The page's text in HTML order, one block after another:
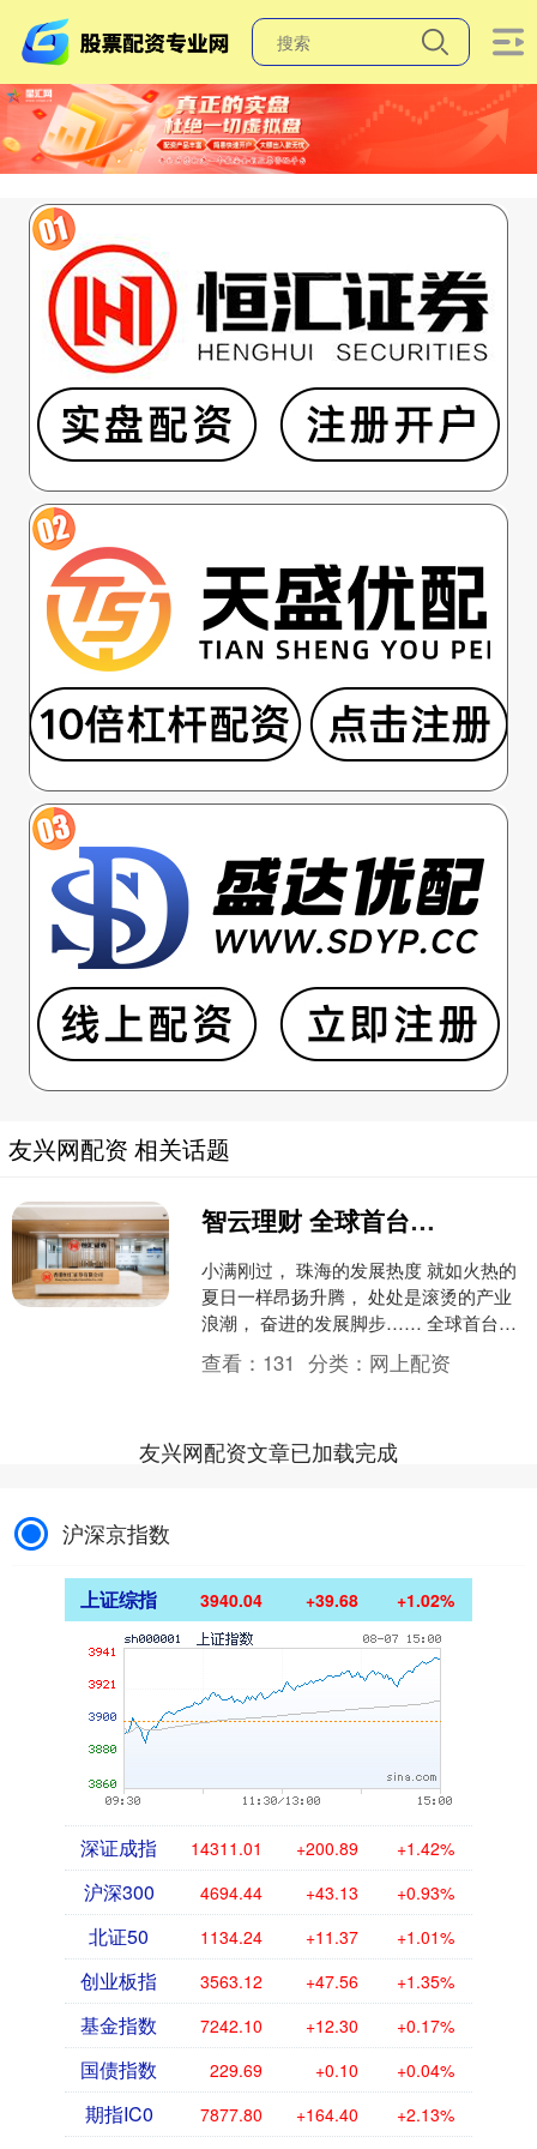
友兴网配资 相关话题
智云理财 全球首台，珠海开建！
小满刚过， 珠海的发展热度 就如火热的
夏日一样昂扬升腾， 处处是滚烫的产业
浪潮， 奋进的发展脚步…… 全球首台20
兆瓦漂浮式风机 “图强号”在珠海开建，
拱北口....
查看： 131 分类： 网上配资
友兴网配资文章已加载完成
沪深京指数
上证综指 3940.04 +39.68 +1.02%
深证成指 14311.01 +200.89 +1.42%
沪深300 4694.44 +43.13 +0.93%
北证50 1134.24 +11.37 +1.01%
创业板指 3563.12 +47.56 +1.35%
基金指数 7242.10 +12.30 +0.17%
国债指数 229.69 +0.10 +0.04%
期指IC0 7877.80 +164.40 +2.13%